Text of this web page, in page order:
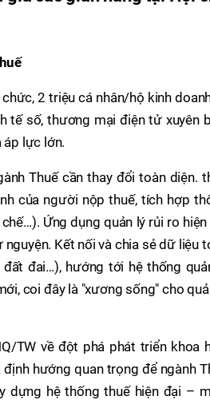
2 triệu cá nhân/hộ kinh
tế số, thương mại điện tử xuyên
áp lực lớn.
Thuế cần thay đổi toàn diện.
của người nộp thuế, tích hợp
Ứng dụng quản lý rủi ro hiện
Kết nối và chia sẻ dữ liệu
đai…), hướng tới hệ thống
coi đây là "xương sống" cho
TW về đột phá phát triển khoa
hướng quan trọng để ngành
dựng hệ thống thuế hiện đại –